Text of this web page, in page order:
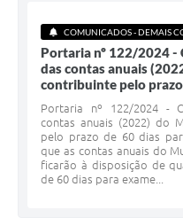
COMUNICADOS - DEMAIS
Portaria nº 122/2024 -
das contas anuais
contribuinte pelo
Portaria nº 122/2024 -
contas anuais (2022) do
pelo prazo de 60 dias
que as contas anuais do
ficarão à disposição de
de 60 dias para exame...